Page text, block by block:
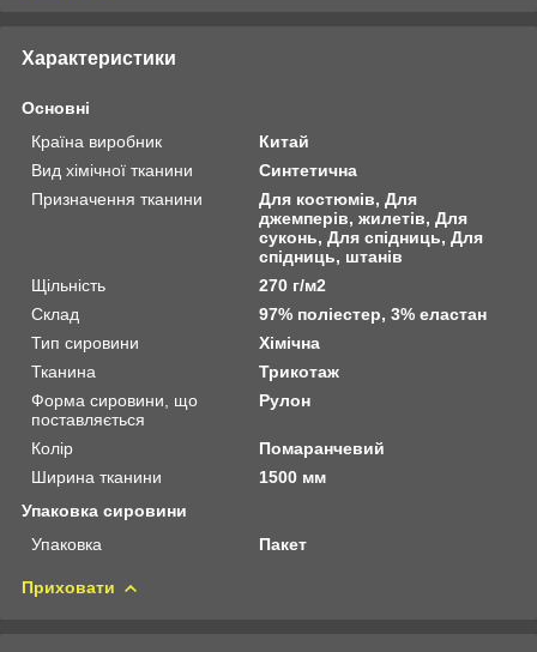
Характеристики
Основні
Країна виробник
Китай
Вид хімічної тканини
Синтетична
Призначення тканини
Для костюмів, Для
джемперів, жилетів, Для
суконь, Для спідниць, Для
спідниць, штанів
Щільність
270 г/м2
Склад
97% поліестер, 3% еластан
Тип сировини
Хімічна
Тканина
Трикотаж
Форма сировини, що
поставляється
Рулон
Колір
Помаранчевий
Ширина тканини
1500 мм
Упаковка сировини
Упаковка
Пакет
Приховати